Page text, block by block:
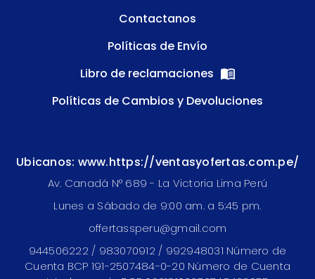
Contactanos
Políticas de Envío
Libro de reclamaciones
Políticas de Cambios y Devoluciones
Ubicanos: www.https://ventasyofertas.com.pe/
Av. Canadá N° 689 - La Victoria Lima Perú
Lunes a Sábado de 9:00 am. a 5:45 pm.
offertassperu@gmail.com
944506222 / 983070912 / 992948031 Número de
Cuenta BCP 191-2507484-0-20 Número de Cuenta